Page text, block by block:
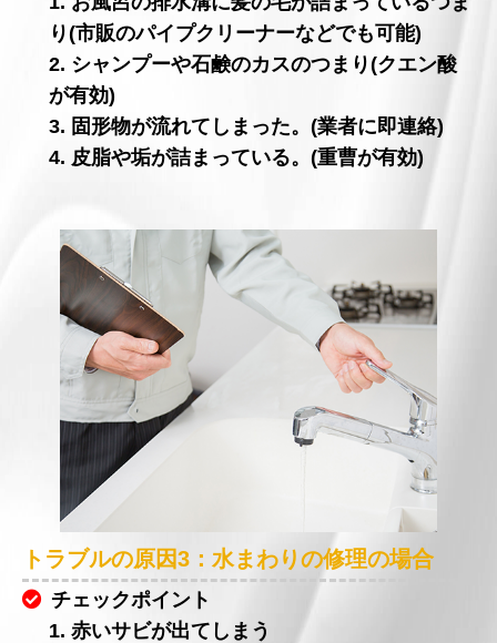
り(市販のパイプクリーナーなどでも可能)
2. シャンプーや石鹸のカスのつまり(クエン酸
が有効)
3. 固形物が流れてしまった。(業者に即連絡)
4. 皮脂や垢が詰まっている。(重曹が有効)
トラブルの原因3：水まわりの修理の場合
チェックポイント
1. 赤いサビが出てしまう